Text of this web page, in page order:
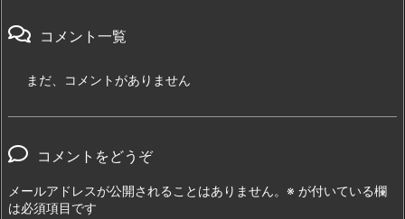
コメント一覧
まだ、コメントがありません
コメントをどうぞ
メールアドレスが公開されることはありません。 ※ が付いている欄
は必須項目です